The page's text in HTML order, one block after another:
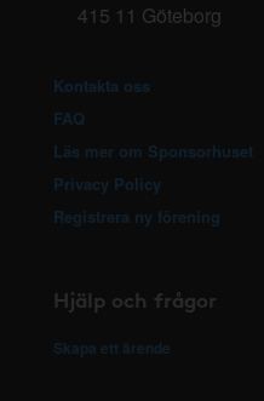
415 11 Göteborg
Kontakta oss
FAQ
Läs mer om Sponsorhuset
Privacy Policy
Registrera ny förening
Hjälp och frågor
Skapa ett ärende